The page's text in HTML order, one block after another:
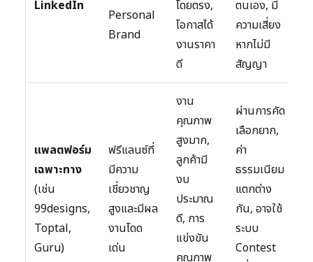
LinkedIn
Personal
Brand
โดยตรง,
โอกาสได้
งานราคา
ดี
ตนเอง, มี
ความเสี่ยง
หากไม่มี
สัญญา
แพลตฟอร์ม
เฉพาะทาง
(เช่น
99designs,
Toptal,
Guru)
ฟรีแลนซ์ที่
มีความ
เชี่ยวชาญ
สูงและมีผล
งานโดด
เด่น
งาน
คุณภาพ
สูงมาก,
ลูกค้ามี
งบ
ประมาณ
ดี, การ
แข่งขัน
คุณภาพ
ผ่านการคัด
เลือกยาก,
ค่า
ธรรมเนียม
แตกต่าง
กัน, อาจใช้
ระบบ
Contest